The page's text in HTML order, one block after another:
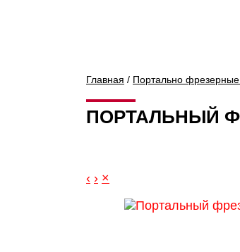
Главная / Портально
ПОРТАЛЬНЫЙ
‹ › ×